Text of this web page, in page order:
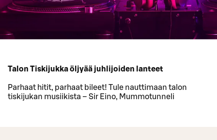
Talon Tiskijukka öljyää juhlijoiden lanteet
Parhaat hitit, parhaat bileet! Tule nauttimaan talon
tiskijukan musiikista – Sir Eino, Mummotunneli